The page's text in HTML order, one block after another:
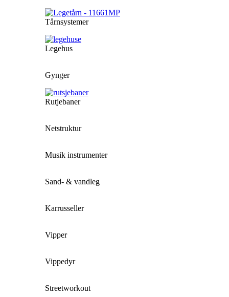
Tårnsystemer
Legehus
Gynger
Rutjebaner
Netstruktur
Musik instrumenter
Sand- & vandleg
Karrusseller
Vipper
Vippedyr
Streetworkout